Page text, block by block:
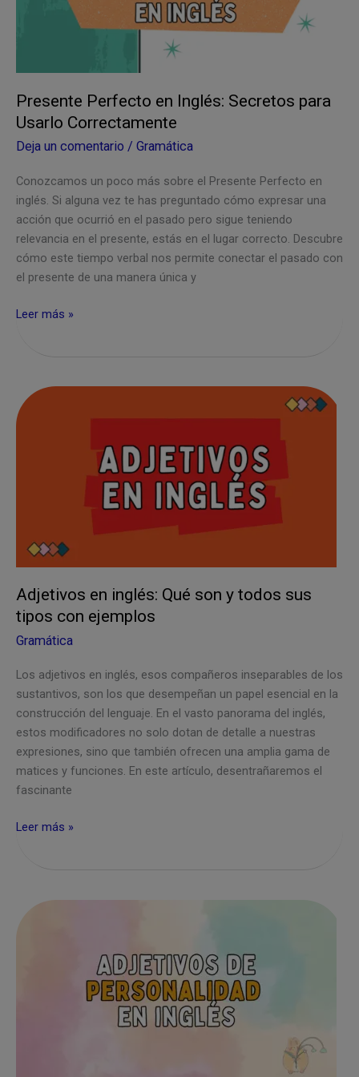
Presente Perfecto en Inglés: Secretos para
Usarlo Correctamente
Deja un comentario / Gramática
Conozcamos un poco más sobre el Presente Perfecto en
inglés. Si alguna vez te has preguntado cómo expresar una
acción que ocurrió en el pasado pero sigue teniendo
relevancia en el presente, estás en el lugar correcto. Descubre
cómo este tiempo verbal nos permite conectar el pasado con
el presente de una manera única y
Presente
Secretos
para
Correctamente
Leer más »
Adjetivos en inglés: Qué son y todos sus
tipos con ejemplos
Gramática
Los adjetivos en inglés, esos compañeros inseparables de los
sustantivos, son los que desempeñan un papel esencial en la
construcción del lenguaje. En el vasto panorama del inglés,
estos modificadores no solo dotan de detalle a nuestras
expresiones, sino que también ofrecen una amplia gama de
matices y funciones. En este artículo, desentrañaremos el
fascinante
Adjetivos
son
y
Leer más »